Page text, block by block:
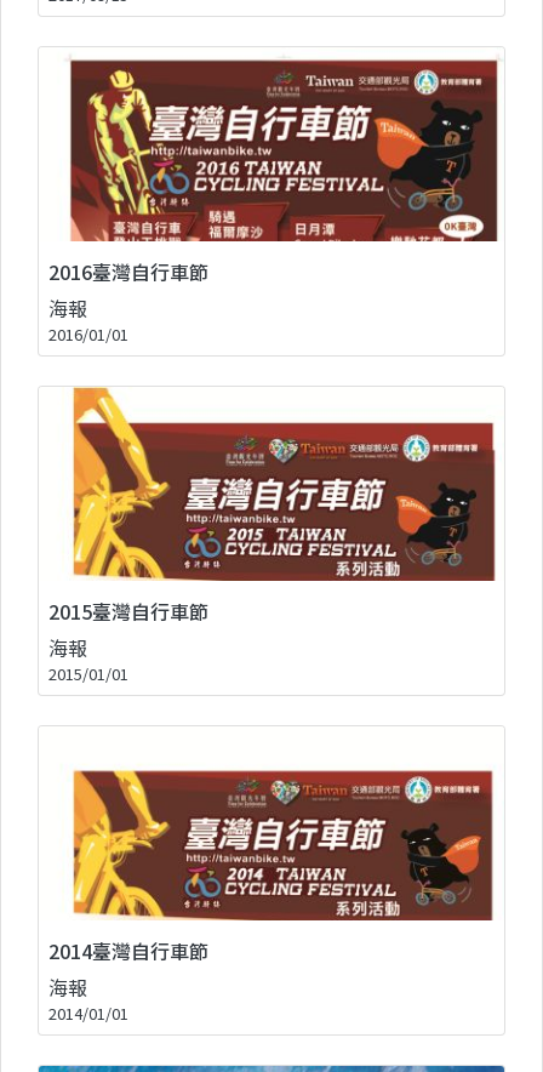
2016臺灣自行車節
海報
2016/01/01
2015臺灣自行車節
海報
2015/01/01
2014臺灣自行車節
海報
2014/01/01